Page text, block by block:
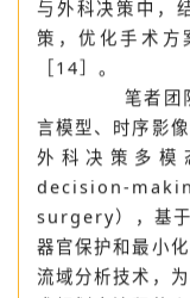
据［13］。笔者
规划系统应用于
与外科决策中，
策，优化手术
［14］。
笔者团队开
言模型、时序影
外科决策多
decision-
surgery），基